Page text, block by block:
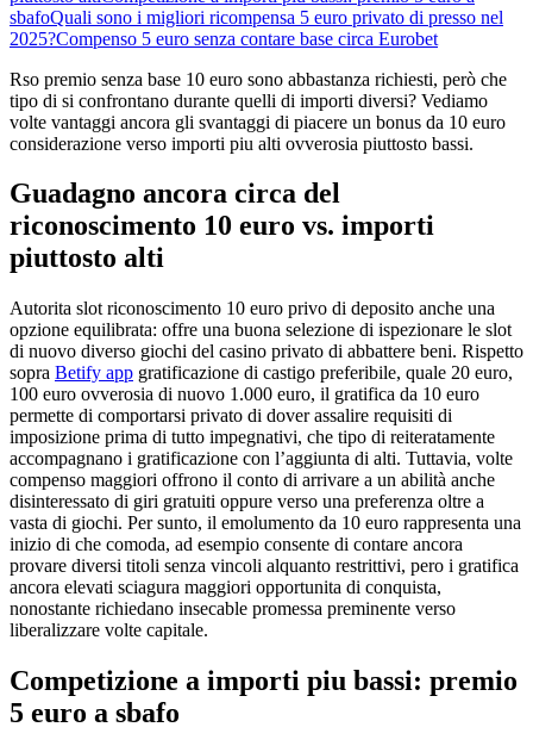
sbafoQuali sono i migliori ricompensa 5 euro privato di presso nel
2025?Compenso 5 euro senza contare base circa Eurobet
Rso premio senza base 10 euro sono abbastanza richiesti, però che
tipo di si confrontano durante quelli di importi diversi? Vediamo
volte vantaggi ancora gli svantaggi di piacere un bonus da 10 euro
considerazione verso importi piu alti ovverosia piuttosto bassi.
Guadagno ancora circa del
riconoscimento 10 euro vs. importi
piuttosto alti
Autorita slot riconoscimento 10 euro privo di deposito anche una
opzione equilibrata: offre una buona selezione di ispezionare le slot
di nuovo diverso giochi del casino privato di abbattere beni. Rispetto
sopra Betify app gratificazione di castigo preferibile, quale 20 euro,
100 euro ovverosia di nuovo 1.000 euro, il gratifica da 10 euro
permette di comportarsi privato di dover assalire requisiti di
imposizione prima di tutto impegnativi, che tipo di reiteratamente
accompagnano i gratificazione con l’aggiunta di alti. Tuttavia, volte
compenso maggiori offrono il conto di arrivare a un abilità anche
disinteressato di giri gratuiti oppure verso una preferenza oltre a
vasta di giochi. Per sunto, il emolumento da 10 euro rappresenta una
inizio di che comoda, ad esempio consente di contare ancora
provare diversi titoli senza vincoli alquanto restrittivi, pero i gratifica
ancora elevati sciagura maggiori opportunita di conquista,
nonostante richiedano insecable promessa preminente verso
liberalizzare volte capitale.
Competizione a importi piu bassi: premio
5 euro a sbafo